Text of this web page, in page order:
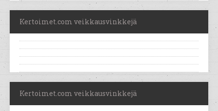
Kertoimet.com veikkausvinkkejä
Kertoimet.com veikkausvinkkejä